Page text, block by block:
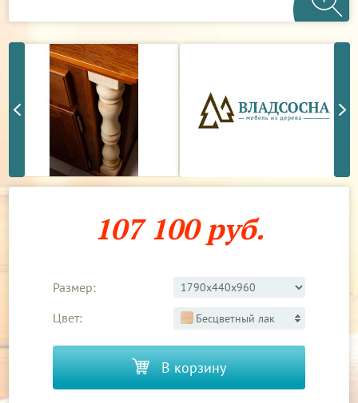
107 100 руб.
Размер:
Цвет:
Бесцветный лак
В корзину